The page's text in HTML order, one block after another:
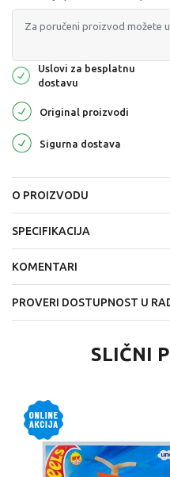
Uslovi za besplatnu
dostavu
Original proizvodi
Sigurna dostava
O PROIZVODU
SPECIFIKACIJA
KOMENTARI
PROVERI DOSTUPNOST U
SLIČNI